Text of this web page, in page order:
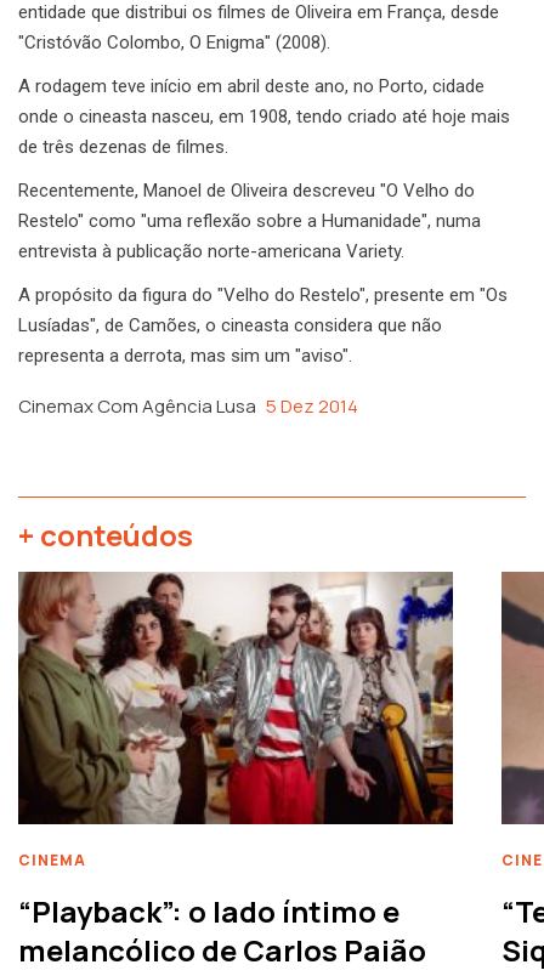
entidade que distribui os filmes de Oliveira em França, desde
"Cristóvão Colombo, O Enigma" (2008).
A rodagem teve início em abril deste ano, no Porto, cidade
onde o cineasta nasceu, em 1908, tendo criado até hoje mais
de três dezenas de filmes.
Recentemente, Manoel de Oliveira descreveu "O Velho do
Restelo" como "uma reflexão sobre a Humanidade", numa
entrevista à publicação norte-americana Variety.
A propósito da figura do "Velho do Restelo", presente em "Os
Lusíadas", de Camões, o cineasta considera que não
representa a derrota, mas sim um "aviso".
Cinemax Com Agência Lusa 5 Dez 2014
+ conteúdos
CINEMA
“Playback”: o lado íntimo e
melancólico de Carlos Paião